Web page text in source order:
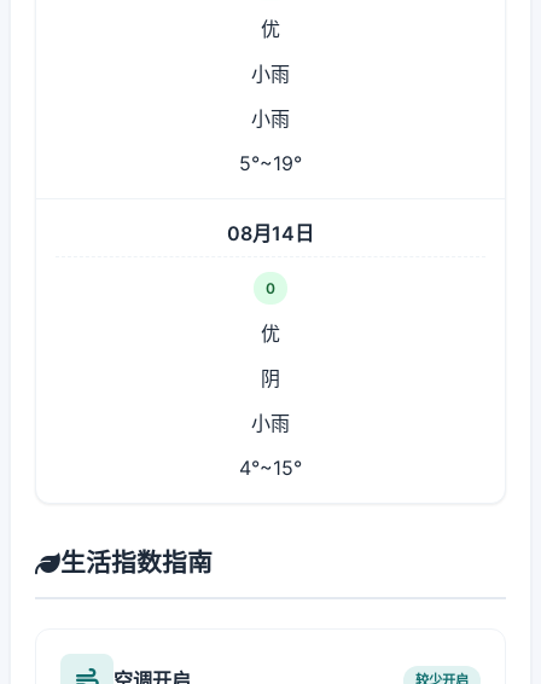
优
小雨
小雨
5°~19°
08月14日
0
优
阴
小雨
4°~15°
生活指数指南
较少开启